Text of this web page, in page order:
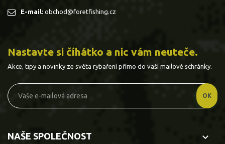
E-mail: obchod@foretfishing.cz
Nastavte si číhátko a nic vám neuteče.
Akce, tipy a novinky ze světa rybaření přímo do vaší mailové schránky.
NAŠE SPOLEČNOST keyboard_arrow_down